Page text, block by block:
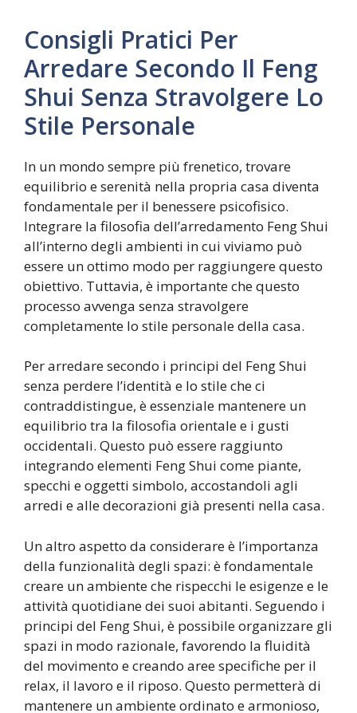
Consigli Pratici Per
Arredare Secondo Il Feng
Shui Senza Stravolgere Lo
Stile Personale
In un mondo sempre più frenetico, trovare
equilibrio e serenità nella propria casa diventa
fondamentale per il benessere psicofisico.
Integrare la filosofia dell’arredamento Feng Shui
all’interno degli ambienti in cui viviamo può
essere un ottimo modo per raggiungere questo
obiettivo. Tuttavia, è importante che questo
processo avvenga senza stravolgere
completamente lo stile personale della casa.
Per arredare secondo i principi del Feng Shui
senza perdere l’identità e lo stile che ci
contraddistingue, è essenziale mantenere un
equilibrio tra la filosofia orientale e i gusti
occidentali. Questo può essere raggiunto
integrando elementi Feng Shui come piante,
specchi e oggetti simbolo, accostandoli agli
arredi e alle decorazioni già presenti nella casa.
Un altro aspetto da considerare è l’importanza
della funzionalità degli spazi: è fondamentale
creare un ambiente che rispecchi le esigenze e le
attività quotidiane dei suoi abitanti. Seguendo i
principi del Feng Shui, è possibile organizzare gli
spazi in modo razionale, favorendo la fluidità
del movimento e creando aree specifiche per il
relax, il lavoro e il riposo. Questo permetterà di
mantenere un ambiente ordinato e armonioso,